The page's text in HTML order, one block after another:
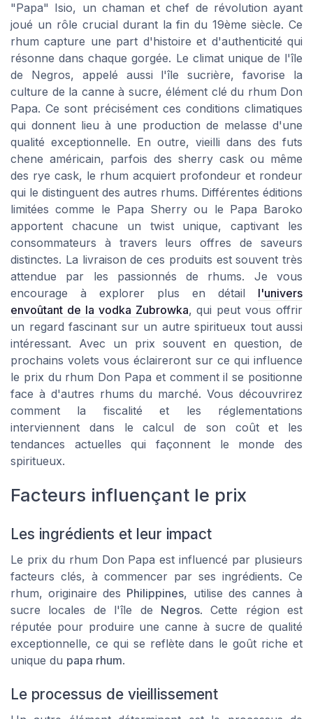
"Papa" Isio, un chaman et chef de révolution ayant
joué un rôle crucial durant la fin du 19ème siècle. Ce
rhum capture une part d'histoire et d'authenticité qui
résonne dans chaque gorgée. Le climat unique de l'île
de Negros, appelé aussi l'île sucrière, favorise la
culture de la canne à sucre, élément clé du rhum Don
Papa. Ce sont précisément ces conditions climatiques
qui donnent lieu à une production de melasse d'une
qualité exceptionnelle. En outre, vieilli dans des futs
chene américain, parfois des sherry cask ou même
des rye cask, le rhum acquiert profondeur et rondeur
qui le distinguent des autres rhums. Différentes éditions
limitées comme le Papa Sherry ou le Papa Baroko
apportent chacune un twist unique, captivant les
consommateurs à travers leurs offres de saveurs
distinctes. La livraison de ces produits est souvent très
attendue par les passionnés de rhums. Je vous
encourage à explorer plus en détail l'univers
envoûtant de la vodka Zubrowka, qui peut vous offrir
un regard fascinant sur un autre spiritueux tout aussi
intéressant. Avec un prix souvent en question, de
prochains volets vous éclaireront sur ce qui influence
le prix du rhum Don Papa et comment il se positionne
face à d'autres rhums du marché. Vous découvrirez
comment la fiscalité et les réglementations
interviennent dans le calcul de son coût et les
tendances actuelles qui façonnent le monde des
spiritueux.
Facteurs influençant le prix
Les ingrédients et leur impact
Le prix du rhum Don Papa est influencé par plusieurs
facteurs clés, à commencer par ses ingrédients. Ce
rhum, originaire des Philippines, utilise des cannes à
sucre locales de l'île de Negros. Cette région est
réputée pour produire une canne à sucre de qualité
exceptionnelle, ce qui se reflète dans le goût riche et
unique du papa rhum.
Le processus de vieillissement